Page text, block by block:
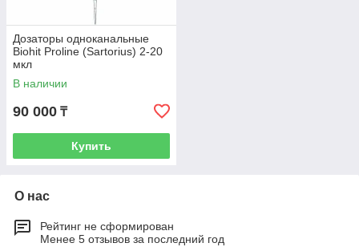
Дозаторы одноканальные
Biohit Proline (Sartorius) 2-20
мкл
В наличии
90 000 ₸
Купить
О нас
Рейтинг не сформирован
Менее 5 отзывов за последний год